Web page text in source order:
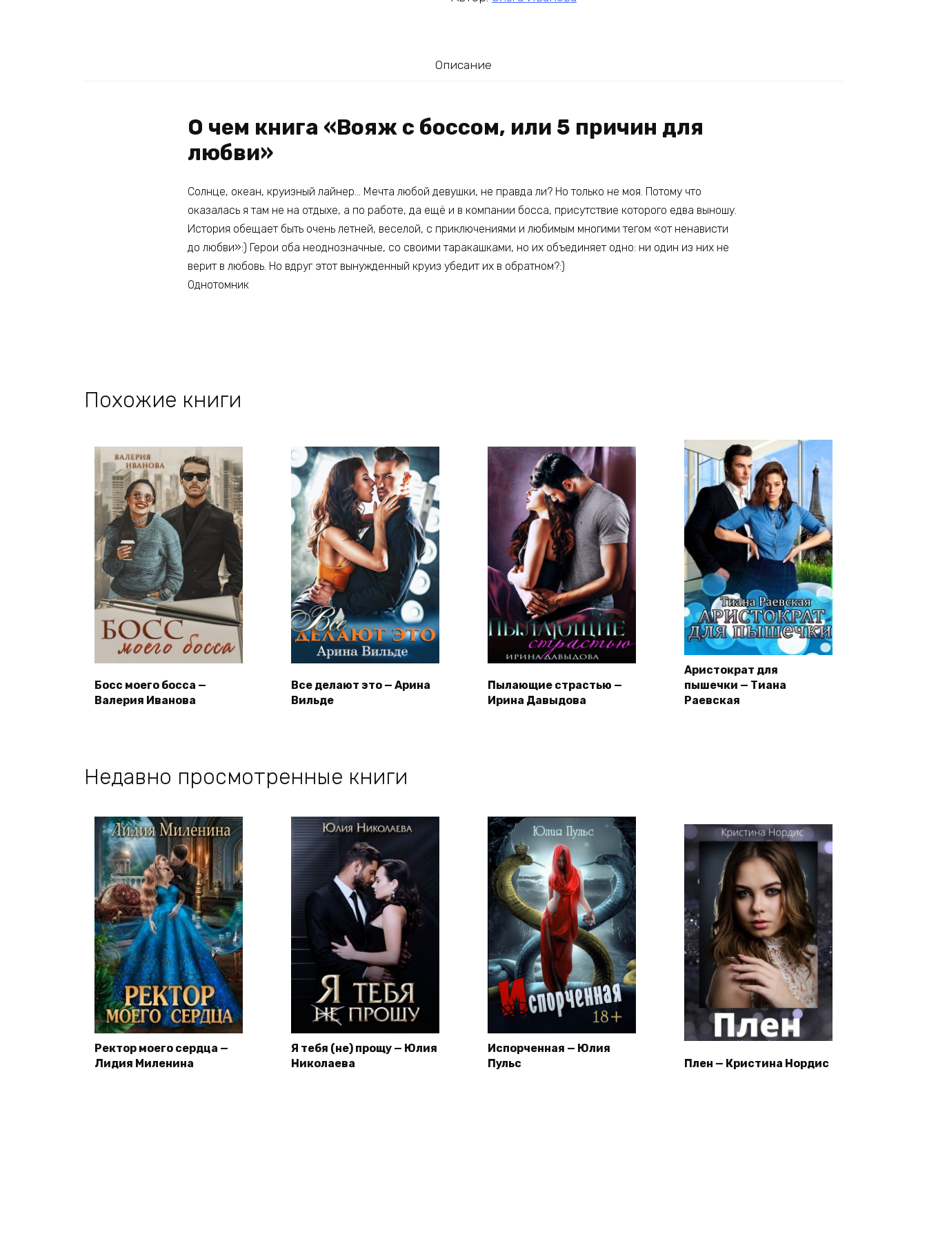
Описание
О чем книга «Вояж с боссом, или 5 причин для
любви»
Солнце, океан, круизный лайнер… Мечта любой девушки, не правда ли? Но только не моя. Потому что
оказалась я там не на отдыхе, а по работе, да ещё и в компании босса, присутствие которого едва выношу.
История обещает быть очень летней, веселой, с приключениями и любимым многими тегом «от ненависти
до любви»:) Герои оба неоднозначные, со своими таракашками, но их объединяет одно: ни один из них не
верит в любовь. Но вдруг этот вынужденный круиз убедит их в обратном?:)
Однотомник
Похожие книги
Босс моего босса —
Валерия Иванова
Все делают это — Арина
Вильде
Пылающие страстью —
Ирина Давыдова
Аристократ для
пышечки — Тиана
Раевская
Недавно просмотренные книги
Ректор моего сердца —
Лидия Миленина
Я тебя (не) прощу — Юлия
Николаева
Испорченная — Юлия
Пульс
Плен — Кристина Нордис